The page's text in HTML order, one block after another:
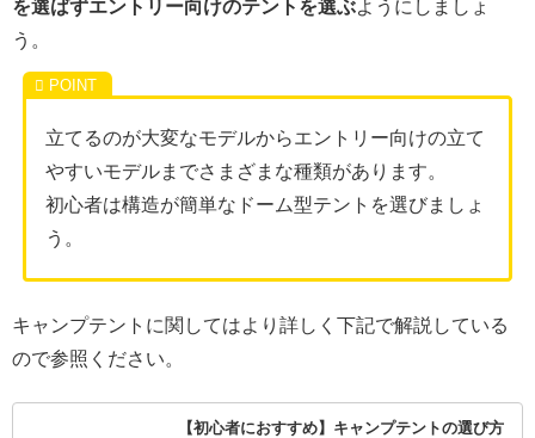
を選ばずエントリー向けのテントを選ぶようにしましょ
う。
立てるのが大変なモデルからエントリー向けの立て
やすいモデルまでさまざまな種類があります。
初心者は構造が簡単なドーム型テントを選びましょ
う。
キャンプテントに関してはより詳しく下記で解説している
ので参照ください。
【初心者におすすめ】キャンプテントの選び方